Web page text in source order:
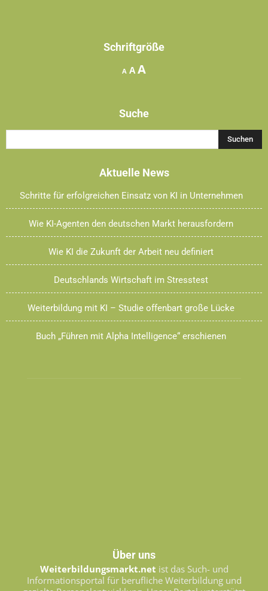
Schriftgröße
A Decrease
A Reset
AIncrease
Suche
Aktuelle News
Schritte für erfolgreichen Einsatz von KI in Unternehmen
Wie KI-Agenten den deutschen Markt herausfordern
Wie KI die Zukunft der Arbeit neu definiert
Deutschlands Wirtschaft im Stresstest
Weiterbildung mit KI – Studie offenbart große Lücke
Buch „Führen mit Alpha Intelligence“ erschienen
Über uns
Weiterbildungsmarkt.net ist das Such- und
Informationsportal für berufliche Weiterbildung und